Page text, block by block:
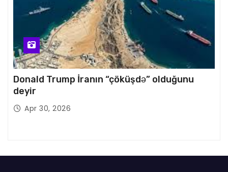
Donald Trump İranın “çöküşdə” olduğunu
deyir
Apr 30, 2026